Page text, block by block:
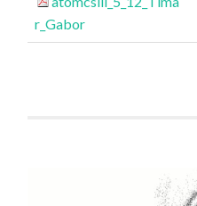
r_Gabor